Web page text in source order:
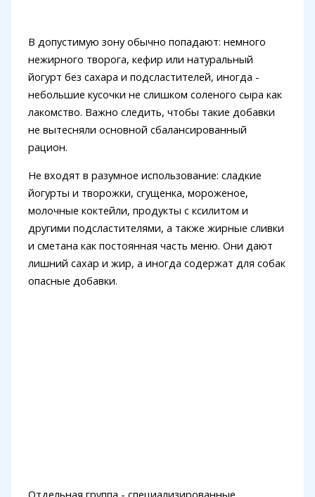
В допустимую зону обычно попадают: немного
нежирного творога, кефир или натуральный
йогурт без сахара и подсластителей, иногда -
небольшие кусочки не слишком соленого сыра как
лакомство. Важно следить, чтобы такие добавки
не вытесняли основной сбалансированный
рацион.
Не входят в разумное использование: сладкие
йогурты и творожки, сгущенка, мороженое,
молочные коктейли, продукты с ксилитом и
другими подсластителями, а также жирные сливки
и сметана как постоянная часть меню. Они дают
лишний сахар и жир, а иногда содержат для собак
опасные добавки.
Отдельная группа - специализированные